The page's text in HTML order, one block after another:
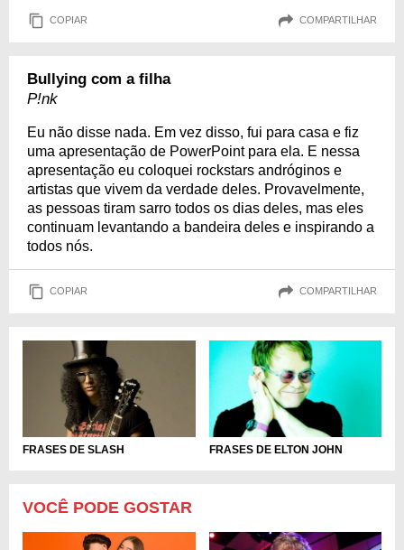
COPIAR COMPARTILHAR
Bullying com a filha
P!nk
Eu não disse nada. Em vez disso, fui para casa e fiz
uma apresentação de PowerPoint para ela. E nessa
apresentação eu coloquei rockstars andróginos e
artistas que vivem da verdade deles. Provavelmente,
as pessoas tiram sarro todos os dias deles, mas eles
continuam levantando a bandeira deles e inspirando a
todos nós.
COPIAR COMPARTILHAR
FRASES DE SLASH FRASES DE ELTON JOHN
VOCÊ PODE GOSTAR